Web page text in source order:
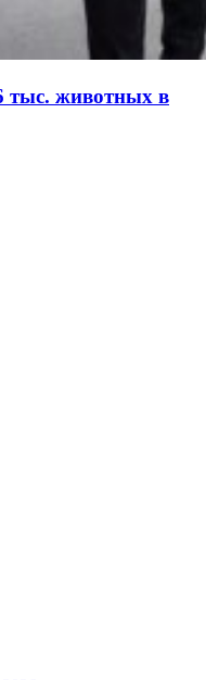
тыс. животных в